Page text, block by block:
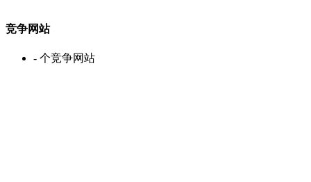
竞争网站
- 个竞争网站